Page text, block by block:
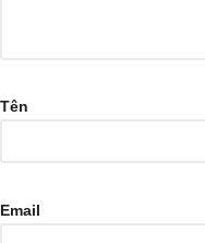
Tên
Email